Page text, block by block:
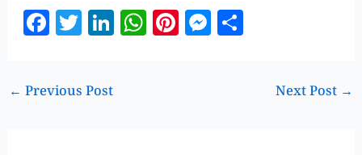
F
a
c
e
T
w
te
Li
n
W
h
Pi
n
M
es
← Previous Post Next Post →